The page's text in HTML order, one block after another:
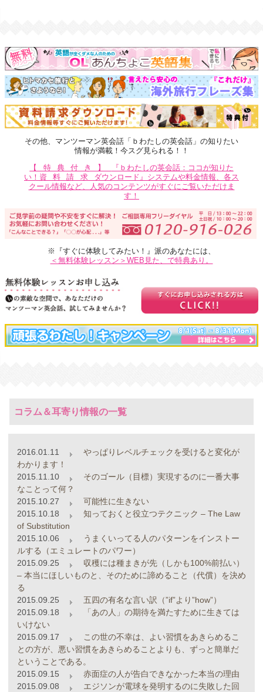
その他、マンツーマン英会話「ｂわたしの英会話」の知りたい
情報が満載！今スグ見られる！！
【特典付き】
『ｂわたしの英会話：ココが知りた
い！ 資料請求 ダウンロード』システムや料金情報、各ス
クール情報など、人気のコンテンツがすぐにご覧いただけま
す！
※『すぐに体験してみたい！』派のあなたには、
＜無料体験レッスン＞WEB見た、で特典あり。
コラム＆耳寄り情報の一覧
2016.01.11
やっぱりレベルチェックを受けると変化が
わかります！
2015.11.10
そのゴール（目標）実現するのに一番大事
なことって何？
2015.10.27
可能性に生きない
2015.10.18
知っておくと役立つテクニック – The Law
of Substitution
2015.10.06
うまくいってる人のパターンをインストー
ルする（エミュレートのパワー）
2015.09.25
収穫には種まきが先（しかも100%前払い）
– 本当にほしいものと、そのために諦めること（代償）を決め
る
2015.09.25
五四の有名な言い訳（”if”より”how”）
2015.09.18
「あの人」の期待を満たすために生きては
いけない
2015.09.17
この世の不幸は、よい習慣をあきらめるこ
との方が、悪い習慣をあきらめることよりも、ずっと簡単だ
ということである。
2015.09.15
赤面症の人が告白できなかった本当の理由
2015.09.08
エジソンが電球を発明するのに失敗した回